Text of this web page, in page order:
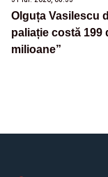
Olguța Vasilescu
paliație costă 199
milioane”